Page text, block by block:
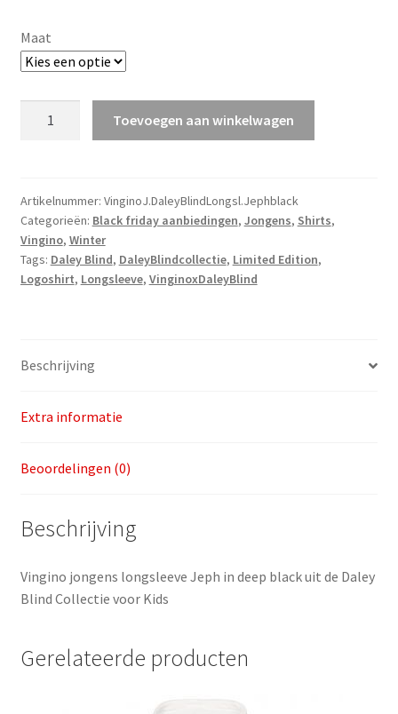
Maat
Longsleeve
Jeph
v.a.
maat
116
Toevoegen aan winkelwagen
Artikelnummer: VinginoJ.DaleyBlindLongsl.Jephblack
Categorieën: Black friday aanbiedingen, Jongens, Shirts,
Vingino, Winter
Tags: Daley Blind, DaleyBlindcollectie, Limited Edition,
Logoshirt, Longsleeve, VinginoxDaleyBlind
Beschrijving
Extra informatie
Beoordelingen (0)
Beschrijving
Vingino jongens longsleeve Jeph in deep black uit de Daley
Blind Collectie voor Kids
Gerelateerde producten